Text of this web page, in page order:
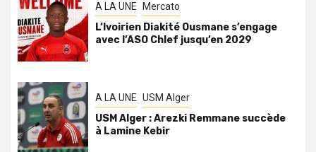
A LA UNE Mercato
L’Ivoirien Diakité Ousmane s’engage
avec l’ASO Chlef jusqu’en 2029
A LA UNE USM Alger
USM Alger : Arezki Remmane succède
à Lamine Kebir